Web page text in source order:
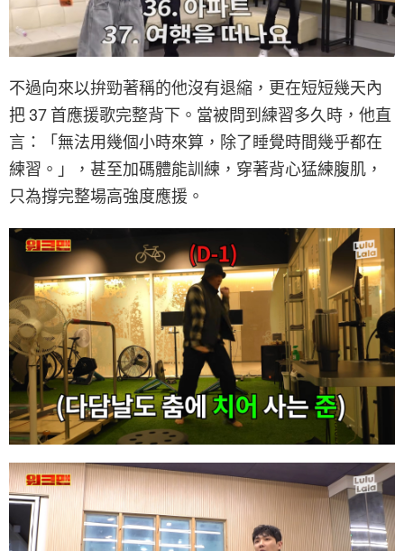
不過向來以拚勁著稱的他沒有退縮，更在短短幾天內
把 37 首應援歌完整背下。當被問到練習多久時，他直
言：「無法用幾個小時來算，除了睡覺時間幾乎都在
練習。」，甚至加碼體能訓練，穿著背心猛練腹肌，
只為撐完整場高強度應援。